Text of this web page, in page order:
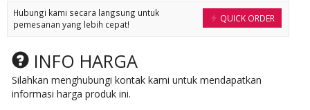
QUICK ORDER
Hubungi kami secara langsung untuk
pemesanan yang lebih cepat!
INFO HARGA
Silahkan menghubungi kontak kami untuk mendapatkan
informasi harga produk ini.